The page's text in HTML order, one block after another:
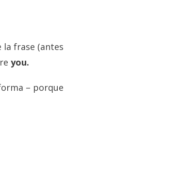
frase (antes
you.
– porque